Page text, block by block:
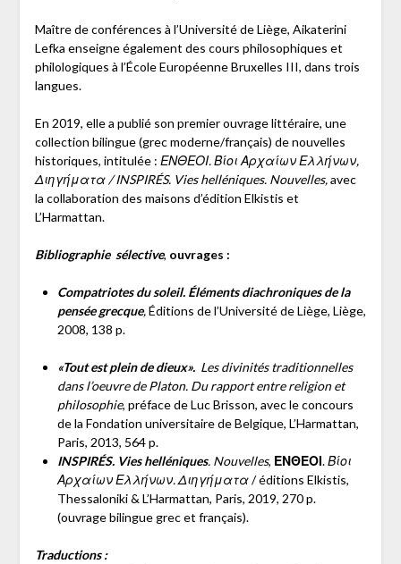
Maître de conférences à l’Université de Liège, Aikaterini
Lefka enseigne également des cours philosophiques et
philologiques à l’École Européenne Bruxelles III, dans trois
langues.
En 2019, elle a publié son premier ouvrage littéraire, une
collection bilingue (grec moderne/français) de nouvelles
historiques, intitulée : ΕΝΘΕΟΙ. Βίοι Αρχαίων Ελλήνων,
Διηγήματα / INSPIRÉS. Vies helléniques. Nouvelles,avec
la collaboration des maisons d’édition Elkistis et
L’Harmattan.
Bibliographie sélective, ouvrages :
Compatriotes du soleil. Éléments diachroniques de la
pensée grecque,Éditions de l’Université de Liège, Liège,
2008, 138 p.
«Tout est plein de dieux». Les divinités traditionnelles
dans l’oeuvre de Platon. Du rapport entre religion et
philosophie, préface de Luc Brisson, avec le concours
de la Fondation universitaire de Belgique, L’Harmattan,
Paris, 2013, 564 p.
INSPIRÉS. Vies helléniques. Nouvelles, ΕΝΘΕΟΙ.Βίοι
Αρχαίων Ελλήνων. Διηγήματα/ éditions Elkistis,
Thessaloniki & L’Harmattan, Paris, 2019, 270 p.
(ouvrage bilingue grec et français).
Traductions :